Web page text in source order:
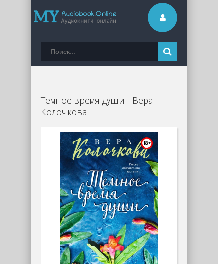
Темное время души - Вера
Колочкова